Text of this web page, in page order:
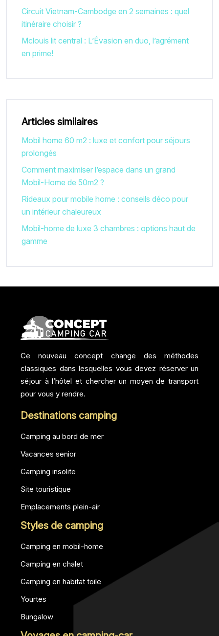
Circuit Vietnam-Cambodge en 2 semaines : quel
itinéraire choisir ?
Mclouis lit central : L’Évasion en duo, l’agrément
en prime!
Articles similaires
Mobil home 60 m2 : luxe et confort pour séjours
prolongés
Comment maximiser l’espace dans un grand
Mobil-Home de 50m2 ?
Rideaux pour mobile home : conseils déco pour
un intérieur chaleureux
Mobil-home de luxe 3 chambres : options haut de
gamme
Ce nouveau concept change des méthodes
classiques dans lesquelles vous devez réserver un
séjour à l’hôtel et chercher un moyen de transport
pour vous y rendre.
Destinations camping
Camping au bord de mer
Vacances senior
Camping insolite
Site touristique
Emplacements plein-air
Styles de camping
Camping en mobil-home
Camping en chalet
Camping en habitat toile
Yourtes
Bungalow